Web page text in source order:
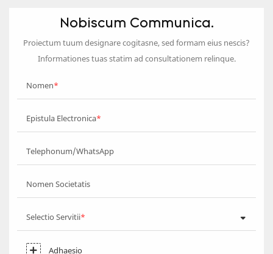
Nobiscum Communica.
Proiectum tuum designare cogitasne, sed formam eius nescis?
Informationes tuas statim ad consultationem relinque.
Nomen
Epistula Electronica
Telephonum/WhatsApp
Nomen Societatis
Selectio Servitii
Adhaesio